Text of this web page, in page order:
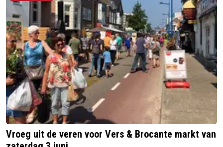
Vroeg uit de veren voor Vers & Brocante markt van